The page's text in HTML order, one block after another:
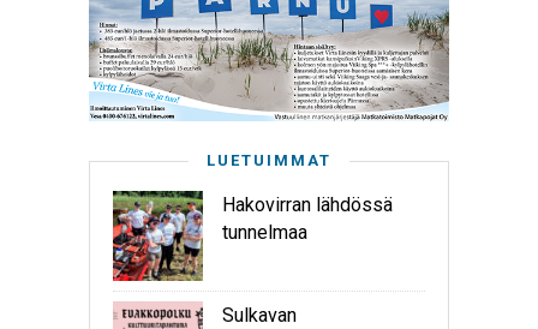
LUETUIMMAT
Hakovirran lähdössä
tunnelmaa
Sulkavan